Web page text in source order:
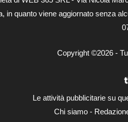
in quanto viene aggiornato senza
Copyright ©2026 -
Le attività pubblicitarie su
Chi siamo-